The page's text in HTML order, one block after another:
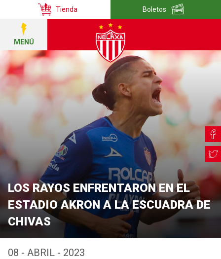
Tienda Boletos
MENÚ
LOS RAYOS ENFRENTARON EN EL
ESTADIO AKRON A LA ESCUADRA DE
CHIVAS
08 - ABRIL - 2023